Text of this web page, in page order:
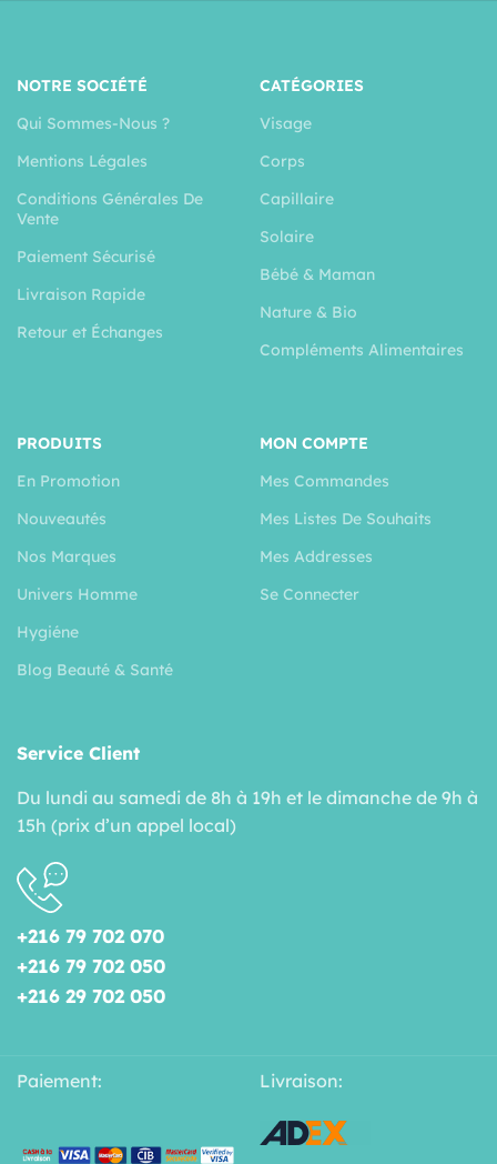
NOTRE SOCIÉTÉ
Qui Sommes-Nous ?
Mentions Légales
Conditions Générales De
Vente
Paiement Sécurisé
Livraison Rapide
Retour et Échanges
CATÉGORIES
Visage
Corps
Capillaire
Solaire
Bébé & Maman
Nature & Bio
Compléments Alimentaires
PRODUITS
En Promotion
Nouveautés
Nos Marques
Univers Homme
Hygiéne
Blog Beauté & Santé
MON COMPTE
Mes Commandes
Mes Listes De Souhaits
Mes Addresses
Se Connecter
Service Client
Du lundi au samedi de 8h à 19h et le dimanche de 9h à
15h (prix d’un appel local)
+216 79 702 070
+216 79 702 050
+216 29 702 050
Paiement: Livraison: